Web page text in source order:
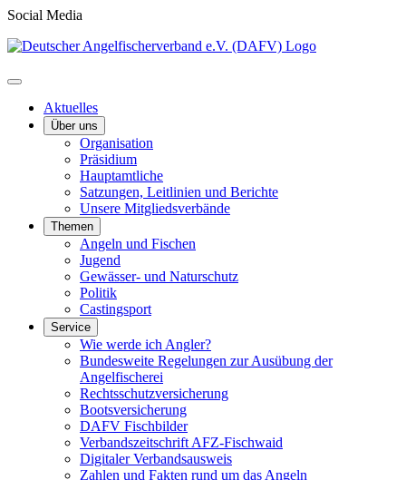
Social Media
Aktuelles
Über uns
Organisation
Präsidium
Hauptamtliche
Satzungen, Leitlinien und Berichte
Unsere Mitgliedsverbände
Themen
Angeln und Fischen
Jugend
Gewässer- und Naturschutz
Politik
Castingsport
Service
Wie werde ich Angler?
Bundesweite Regelungen zur Ausübung der
Angelfischerei
Rechtsschutzversicherung
Bootsversicherung
DAFV Fischbilder
Verbandszeitschrift AFZ-Fischwaid
Digitaler Verbandsausweis
Zahlen und Fakten rund um das Angeln